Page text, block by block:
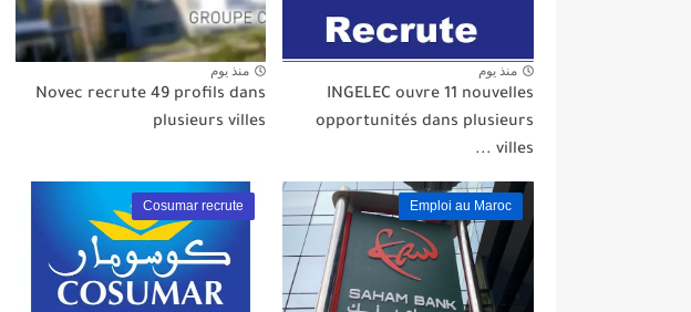
منذ يوم
INGELEC ouvre 11 nouvelles
opportunités dans plusieurs
villes ...
منذ يوم
Novec recrute 49 profils dans
plusieurs villes
Emploi au Maroc
Cosumar recrute